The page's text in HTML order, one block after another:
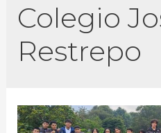
Colegio
Restrepo